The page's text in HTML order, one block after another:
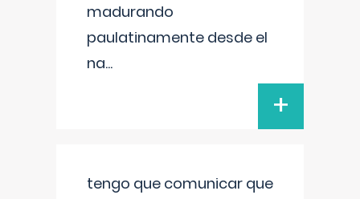
madurando
paulatinamente desde el
na...
+
tengo que comunicar que